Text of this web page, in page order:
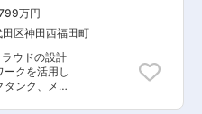
情勢の変化
程度。協力
ます。 ■同
セスと成果を
している当社
おり、女性
性別に関わ
休後もほぼ
■歓迎条件補
セキュリティエンジニア
・ネットワークセキュリ
万円
区神田西福田町
ウドの設計
クを活用し
ンク、メー